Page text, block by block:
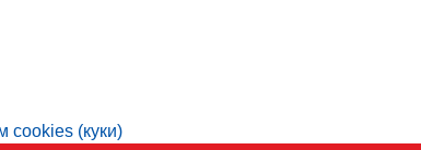
cookies (куки)